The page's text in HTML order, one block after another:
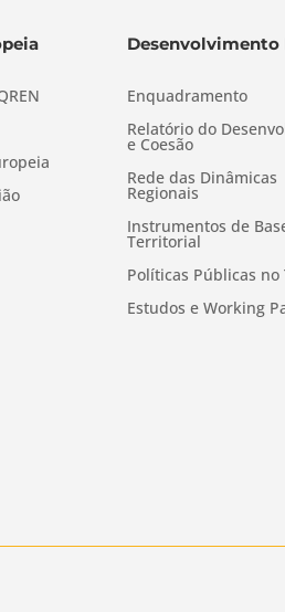
Desenvolvimento
Enquadramento
Relatório do
e Coesão
Rede das Dinâmicas
Regionais
Instrumentos de
Territorial
Políticas Públicas
Estudos e Working